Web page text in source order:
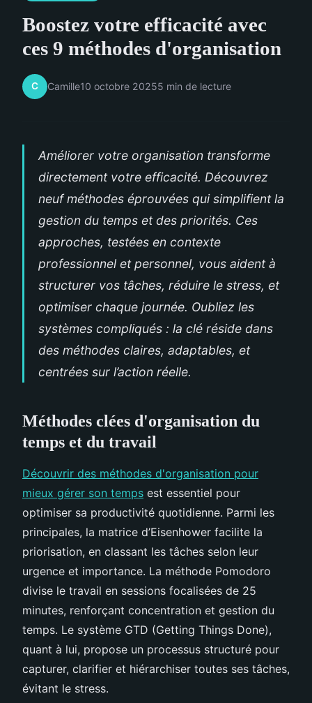
Boostez votre efficacité avec
ces 9 méthodes d'organisation
C Camille10 octobre 20255 min de lecture
Améliorer votre organisation transforme
directement votre efficacité. Découvrez
neuf méthodes éprouvées qui simplifient la
gestion du temps et des priorités. Ces
approches, testées en contexte
professionnel et personnel, vous aident à
structurer vos tâches, réduire le stress, et
optimiser chaque journée. Oubliez les
systèmes compliqués : la clé réside dans
des méthodes claires, adaptables, et
centrées sur l’action réelle.
Méthodes clées d'organisation du
temps et du travail
Découvrir des méthodes d'organisation pour
mieux gérer son temps est essentiel pour
optimiser sa productivité quotidienne. Parmi les
principales, la matrice d’Eisenhower facilite la
priorisation, en classant les tâches selon leur
urgence et importance. La méthode Pomodoro
divise le travail en sessions focalisées de 25
minutes, renforçant concentration et gestion du
temps. Le système GTD (Getting Things Done),
quant à lui, propose un processus structuré pour
capturer, clarifier et hiérarchiser toutes ses tâches,
évitant le stress.